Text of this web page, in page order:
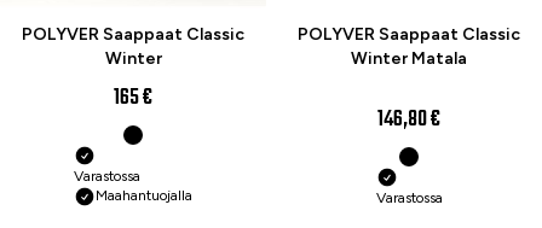
POLYVER Saappaat Classic
Winter
165 €
Varastossa
Maahantuojalla
POLYVER Saappaat Classic
Winter Matala
146,80 €
Varastossa